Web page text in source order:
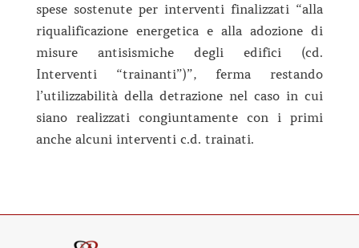
spese sostenute per interventi finalizzati “alla
riqualificazione energetica e alla adozione di
misure antisismiche degli edifici (cd.
Interventi “trainanti”)”, ferma restando
l’utilizzabilità della detrazione nel caso in cui
siano realizzati congiuntamente con i primi
anche alcuni interventi c.d. trainati.